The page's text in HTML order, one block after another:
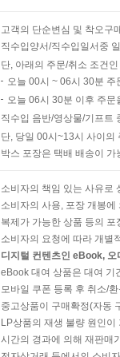
고객의 단순변심 및 착오구
직수입양서/직수입일서중
단, 아래의 주문/취소 조건
오늘 00시 ~ 06시 30분
오늘 06시 30분 이후 주
직수입 음반/영상물/기프트
단, 당일 00시~13시 사이의
박스 포장은 택배 배송이
소비자의 책임 있는 사유로
소비자의 사용, 포장 개봉
복제가 가능한 상품 등의
소비자의 요청에 따라 개별
디지털 컨텐츠인 eBook,
eBook 대여 상품은 대여 기
모바일 쿠폰 등록 후 취소/
중고상품이 구매확정(자동
LP상품의 재생 불량 원인
시간의 경과에 의해 재판매